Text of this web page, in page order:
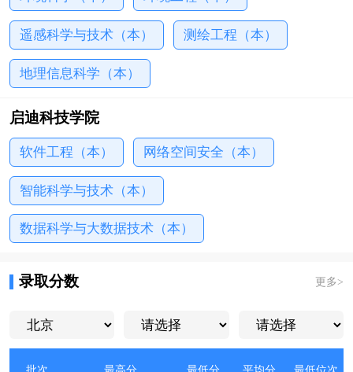
遥感科学与技术（本） 测绘工程（本）
地理信息科学（本）
启迪科技学院
软件工程（本） 网络空间安全（本）
智能科学与技术（本）
数据科学与大数据技术（本）
录取分数 更多>
批次 最高分 最低分 平均分 最低位次